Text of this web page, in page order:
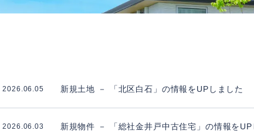
2026.06.05 新規土地 － 「北区白石」の情報をUPしました
2026.06.03 新規物件 － 「総社金井戸中古住宅」の情報をUP